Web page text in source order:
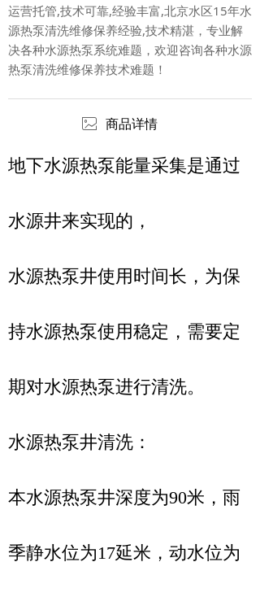
运营托管,技术可靠,经验丰富,北京水区15年水
源热泵清洗维修保养经验,技术精湛，专业解
决各种水源热泵系统难题，欢迎咨询各种水源
热泵清洗维修保养技术难题！
商品详情
地下水源热泵能量采集是通过
水源井来实现的，
水源热泵井使用时间长，为保
持水源热泵使用稳定，需要定
期对水源热泵进行清洗。
水源热泵井清洗：
本水源热泵井深度为90米，雨
季静水位为17延米，动水位为
ꂈ